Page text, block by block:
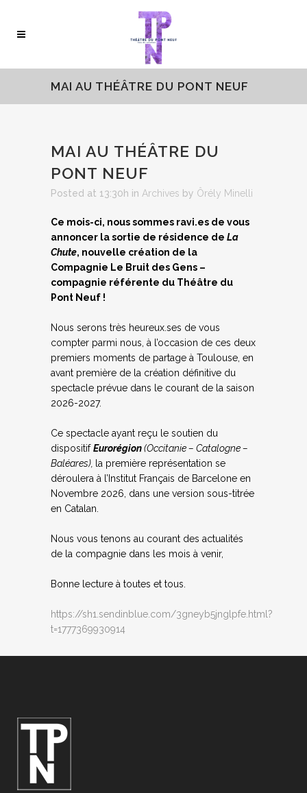
MAI AU THÉÂTRE DU PONT NEUF
MAI AU THÉÂTRE DU
PONT NEUF
Posted at 13:30h in Archives by Ôrély Minelli
Ce mois-ci, nous sommes ravi.es de vous
annoncer la sortie de résidence de La
Chute, nouvelle création de la
Compagnie Le Bruit des Gens –
compagnie référente du Théâtre du
Pont Neuf !
Nous serons très heureux.ses de vous
compter parmi nous, à l’occasion de ces deux
premiers moments de partage à Toulouse, en
avant première de la création définitive du
spectacle prévue dans le courant de la saison
2026-2027.
Ce spectacle ayant reçu le soutien du
dispositifEurorégion(Occitanie – Catalogne –
Baléares),
la première représentation se
déroulera à l’Institut Français de Barcelone en
Novembre 2026, dans une version sous-titrée
en Catalan.
Nous vous tenons au courant des actualités
de la compagnie dans les mois à venir,
Bonne lecture à toutes et tous.
https://sh1.sendinblue.com/3gneyb5jnglpfe.html?
t=1777369930914